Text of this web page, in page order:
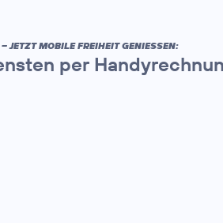
JETZT MOBILE FREIHEIT GENIESSEN:
per